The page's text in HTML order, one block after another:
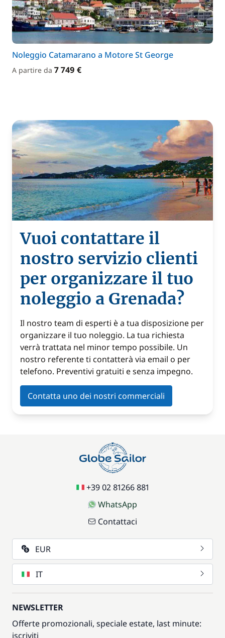
Noleggio Catamarano a Motore St George
A partire da 7 749 €
Vuoi contattare il
nostro servizio clienti
per organizzare il tuo
noleggio a Grenada?
Il nostro team di esperti è a tua disposizione per
organizzare il tuo noleggio. La tua richiesta
verrà trattata nel minor tempo possibile. Un
nostro referente ti contatterà via email o per
telefono. Preventivi gratuiti e senza impegno.
Contatta uno dei nostri commerciali
+39 02 81266 881
WhatsApp
Contattaci
EUR
IT
NEWSLETTER
Offerte promozionali, speciale estate, last minute:
iscriviti